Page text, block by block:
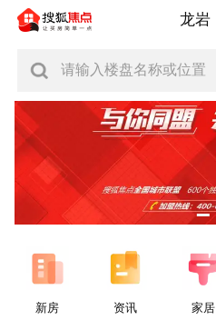
龙岩
请输入楼盘名称或位置
新房 资讯 家居